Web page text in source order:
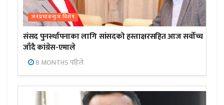
जनप्रभाबन्युज विशेष
संसद पुनर्स्थापनाका लागि सांसदको हस्ताक्षरसहित आज सर्वोच्च
जाँदै कांग्रेस-एमाले
8 MONTHS पहिले